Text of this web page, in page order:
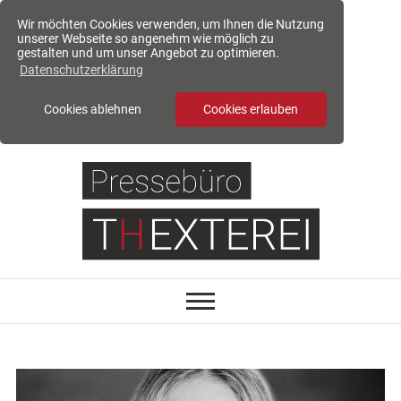
Wir möchten Cookies verwenden, um Ihnen die Nutzung
unserer Webseite so angenehm wie möglich zu
gestalten und um unser Angebot zu optimieren.
Datenschutzerklärung
Cookies ablehnen Cookies erlauben
o